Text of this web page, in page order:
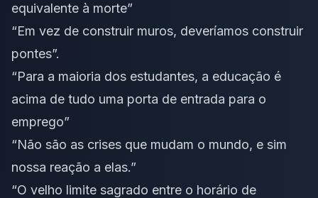
equivalente à morte”
“Em vez de construir muros, deveríamos construir
pontes”.
“⁠Para a maioria dos estudantes, a educação é
acima de tudo uma porta de entrada para o
emprego”
“Não são as crises que mudam o mundo, e sim
nossa reação a elas.”
“O velho limite sagrado entre o horário de